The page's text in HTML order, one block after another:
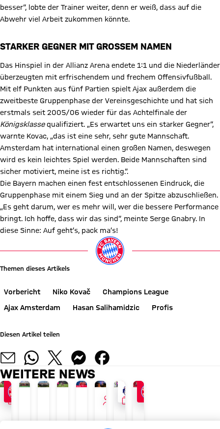
besser“, lobte der Trainer weiter, denn er weiß, dass auf die
Abwehr viel Arbeit zukommen könnte.
STARKER GEGNER MIT GROSSEM NAMEN
Das Hinspiel in der Allianz Arena endete 1:1 und die Niederländer
überzeugten mit erfrischendem und frechem Offensivfußball.
Mit elf Punkten aus fünf Partien spielt Ajax außerdem die
zweitbeste Gruppenphase der Vereinsgeschichte und hat sich
erstmals seit 2005/06 wieder für das Achtelfinale der
Königsklassequalifiziert. „Es erwartet uns ein starker Gegner“,
warnte Kovac, „das ist eine sehr, sehr gute Mannschaft.
Amsterdam hat international einen großen Namen, deswegen
wird es kein leichtes Spiel werden. Beide Mannschaften sind
sicher motiviert, meine ist es richtig.“.
Die Bayern machen einen fest entschlossenen Eindruck, die
Gruppenphase mit einem Sieg und an der Spitze abzuschließen.
„Es geht darum, wer es mehr will, wer die bessere Performance
bringt. Ich hoffe, dass wir das sind“, meinte Serge Gnabry. In
diese Sinne: Auf geht’s, pack ma’s!
Themen dieses Artikels
Vorbericht Niko Kovač
Champions League
Ajax Amsterdam
Hasan Salihamidzic Profis
Diesen Artikel teilen
WEITERE NEWS
LIVE BEI FC BAYERN TV PLUS
GALLERIEBEWEGUNGSFÖRDERUNG
Training
AUDI SUMMER TOUR 2026
Das
JETZT INFORMIEREN
Bayern
AM 17. AUGUST
Allianz
FC
TOUR TALK
INTERVIEW
LIVE BEI FC BAYERN TV PLUS
GALLERIE
LIVETICKER
für